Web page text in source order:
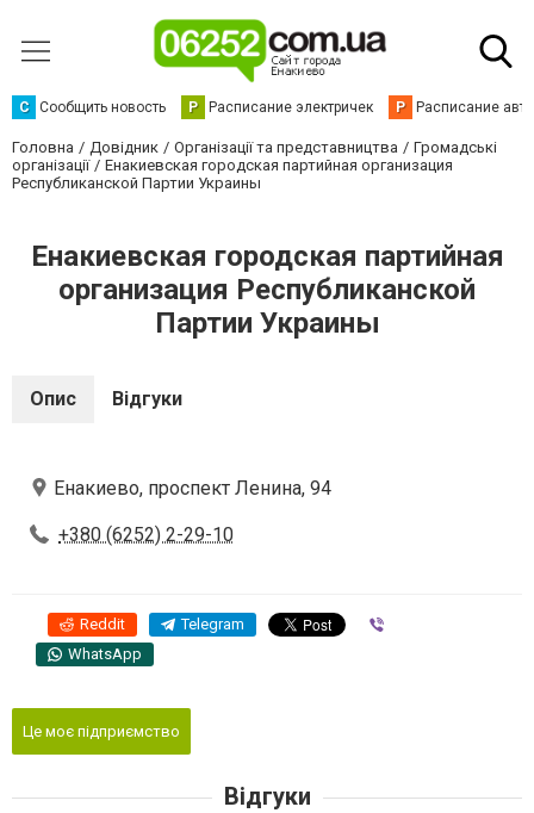
С Сообщить новость Р Расписание электричек Р Расписание
Головна Довідник Організації та представництва
Громадські
організації
Енакиевская городская партийная организация
Республиканской Партии Украины
Енакиевская городская партийная
организация Республиканской
Партии Украины
Опис Відгуки
Енакиево, проспект Ленина, 94
+380 (6252) 2-29-10
Reddit Telegram
WhatsApp
Це моє підприємство
Відгуки